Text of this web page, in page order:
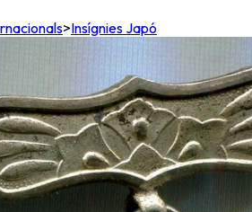
>Insígnies Japó